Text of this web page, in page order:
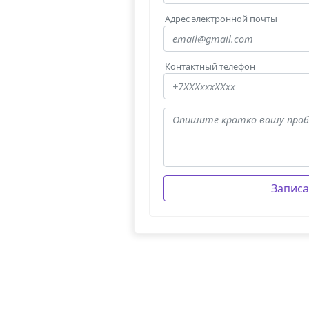
Адрес электронной почты
Контактный телефон